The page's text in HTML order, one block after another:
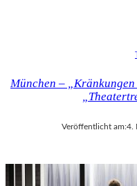
München –
Veröffentlicht am:4.